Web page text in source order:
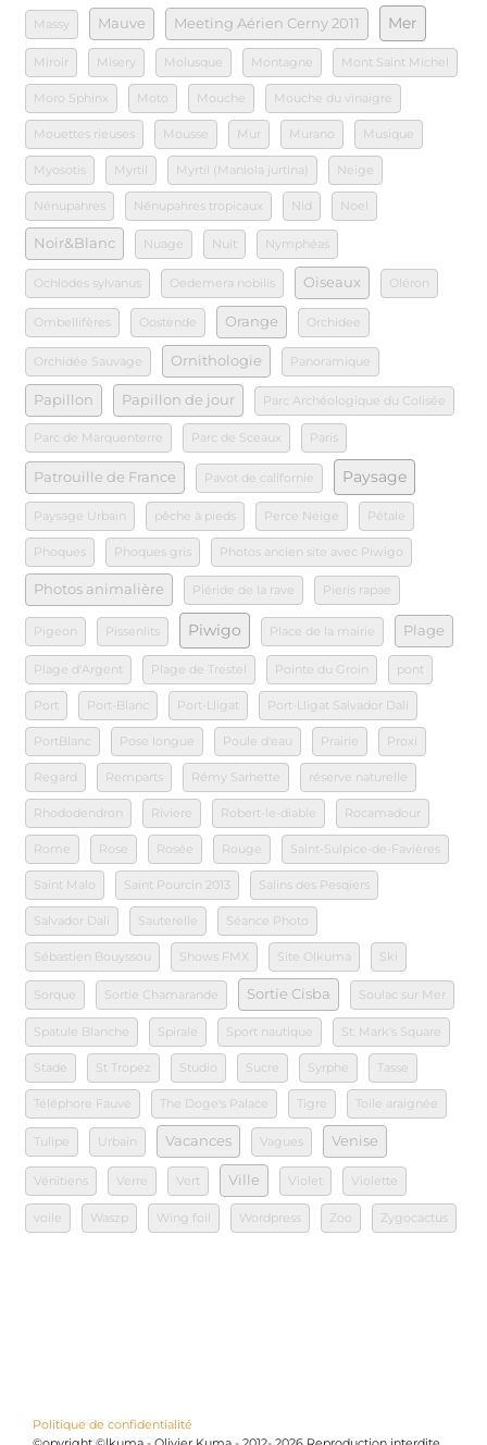
Massy Mauve Meeting Aérien Cerny 2011 Mer
Miroir Misery Molusque Montagne Mont Saint Michel
Moro Sphinx Moto Mouche Mouche du vinaigre
Mouettes rieuses Mousse Mur Murano Musique
Myosotis Myrtil Myrtil (Maniola jurtina) Neige
Nénupahres Nénupahres tropicaux Nid Noel
Noir&Blanc Nuage Nuit Nymphéas
Ochlodes sylvanus Oedemera nobilis Oiseaux Oléron
Ombellifères Oostende Orange Orchidee
Orchidée Sauvage Ornithologie Panoramique
Papillon Papillon de jour Parc Archéologique du Colisée
Parc de Marquenterre Parc de Sceaux Paris
Patrouille de France Pavot de californie Paysage
Paysage Urbain pêche à pieds Perce Neige Pétale
Phoques Phoques gris Photos ancien site avec Piwigo
Photos animalière Piéride de la rave Pieris rapae
Pigeon Pissenlits Piwigo Place de la mairie Plage
Plage d'Argent Plage de Trestel Pointe du Groin pont
Port Port-Blanc Port-Lligat Port-Lligat Salvador Dali
PortBlanc Pose longue Poule d'eau Prairie Proxi
Regard Remparts Rémy Sarhette réserve naturelle
Rhododendron Riviere Robert-le-diable Rocamadour
Rome Rose Rosée Rouge Saint-Sulpice-de-Favières
Saint Malo Saint Pourcin 2013 Salins des Pesqiers
Salvador Dali Sauterelle Séance Photo
Sébastien Bouyssou Shows FMX Site Olkuma Ski
Sorque Sortie Chamarande Sortie Cisba Soulac sur Mer
Spatule Blanche Spirale Sport nautique St. Mark's Square
Stade St Tropez Studio Sucre Syrphe Tasse
Téléphore Fauve The Doge's Palace Tigre Toile araignée
Tulipe Urbain Vacances Vagues Venise
Vénitiens Verre Vert Ville Violet Violette
voile Waszp Wing foil Wordpress Zoo Zygocactus
Politique de confidentialité